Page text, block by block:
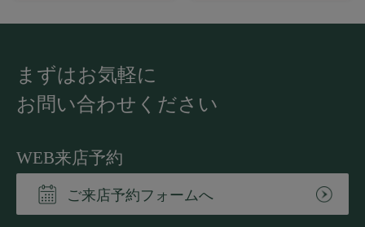
まずはお気軽に
お問い合わせください
WEB来店予約
ご来店予約フォームへ